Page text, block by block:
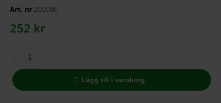
Art. nr 205080
252 kr
Lägg till i varukorg